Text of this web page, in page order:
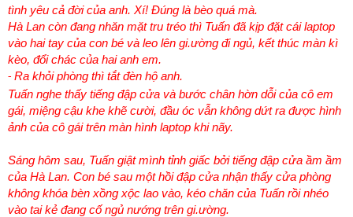
tình yêu cả đời của anh. Xí! Đúng là bèo quá mà.
Hà Lan còn đang nhăn mặt tru tréo thì Tuấn đã kịp đặt cái laptop
vào hai tay của con bé và leo lên gi.ường đi ngủ, kết thúc màn kì
kèo, đổi chác của hai anh em.
- Ra khỏi phòng thì tắt đèn hộ anh.
Tuấn nghe thấy tiếng đập cửa và bước chân hờn dỗi của cô em
gái, miệng cậu khe khẽ cười, đầu óc vẫn không dứt ra được hình
ảnh của cô gái trên màn hình laptop khi nãy.
Sáng hôm sau, Tuấn giật mình tỉnh giấc bởi tiếng đập cửa ầm ầm
của Hà Lan. Con bé sau một hồi đập cửa nhận thấy cửa phòng
không khóa bèn xồng xộc lao vào, kéo chăn của Tuấn rồi nhéo
vào tai kẻ đang cố ngủ nướng trên gi.ường.